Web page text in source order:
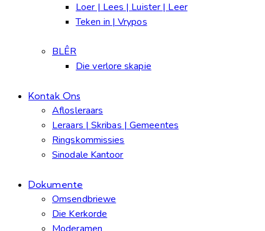
Loer | Lees | Luister | Leer
Teken in | Vrypos
BLÊR
Die verlore skapie
Kontak Ons
Aflosleraars
Leraars | Skribas | Gemeentes
Ringskommissies
Sinodale Kantoor
Dokumente
Omsendbriewe
Die Kerkorde